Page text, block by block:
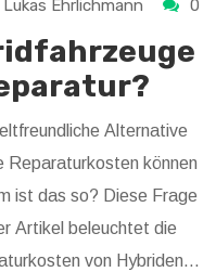
Lukas Ehrlichmann 0
Alternative
Reparaturkosten können
ist das so? Diese Frage
Artikel beleuchtet die
von Hybriden